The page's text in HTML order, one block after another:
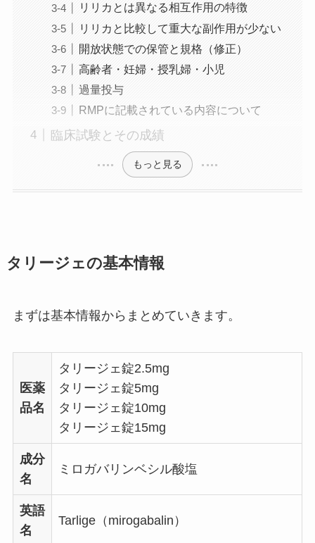
リリカとは異なる相互作用の特徴
リリカと比較して重大な副作用が少ない
開放状態での保管と規格（修正）
高齢者・妊婦・授乳婦・小児
過量投与
RMPに記載されている内容について
臨床試験とその成績
もっと見る
タリージェの基本情報
まずは基本情報からまとめていきます。
医薬
品名
タリージェ錠2.5mg
タリージェ錠5mg
タリージェ錠10mg
タリージェ錠15mg
成分
名
ミロガバリンベシル酸塩
英語
名
Tarlige（mirogabalin）